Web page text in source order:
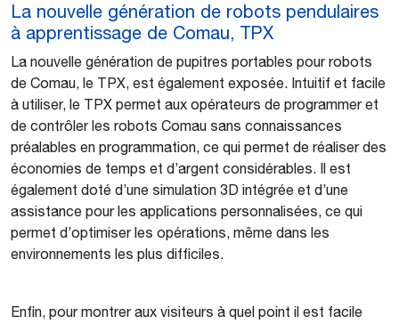
La nouvelle génération de robots pendulaires
à apprentissage de Comau, TPX
La nouvelle génération de pupitres portables pour robots
de Comau, le TPX, est également exposée. Intuitif et facile
à utiliser, le TPX permet aux opérateurs de programmer et
de contrôler les robots Comau sans connaissances
préalables en programmation, ce qui permet de réaliser des
économies de temps et d’argent considérables. Il est
également doté d’une simulation 3D intégrée et d’une
assistance pour les applications personnalisées, ce qui
permet d’optimiser les opérations, même dans les
environnements les plus difficiles.
Enfin, pour montrer aux visiteurs à quel point il est facile